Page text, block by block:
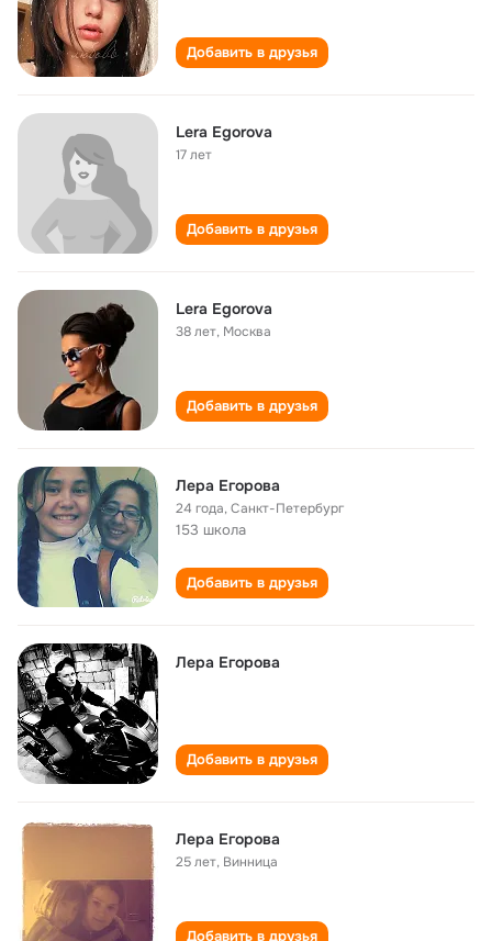
Добавить в друзья
Lera Egorova
17 лет
Добавить в друзья
Lera Egorova
38 лет, Москва
Добавить в друзья
Лера Егорова
24 года,Санкт-Петербург
153 школа
Добавить в друзья
Лера Егорова
Добавить в друзья
Лера Егорова
25 лет, Винница
Добавить в друзья